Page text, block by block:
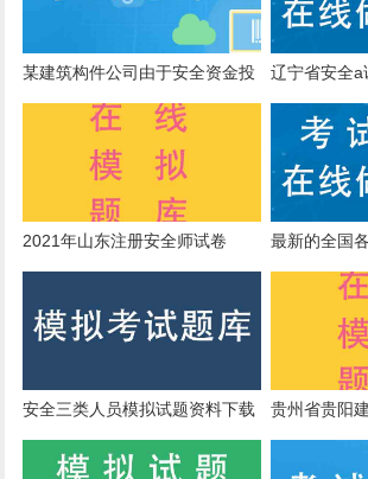
某建筑构件公司由于安全资金投
入不足造成二人受伤，()应当对
此承担责任。
辽宁省安全
2021年山东注册安全师试卷
最新的全国
证在线模拟
安全三类人员模拟试题资料下载
贵州省贵阳